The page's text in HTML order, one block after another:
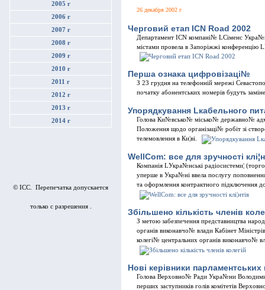
2005 г
2006 г
2007 г
2008 г
2009 г
2010 г
2011 г
2012 г
2013 г
2014 г
© ICC. Перепечатка допускается
только с разрешения .
26 декабря 2002 г
Черговий етап ICN Road 2002
Департамент ICN компанi№ LСiменс
мiстами провела в Запорiжжi конференцiю
Перша ознака цифровiзацi№
З 23 грудня на телефоннiй мережi
початку абонентських номерiв будуть
Упорядкування Lкабельного
Голова Ки№всько№ мiсько№ державно№
Положення щодо органiзацi№ робiт зi
телемовлення в Ки¦вi.
WellCom: все для зручностi
Компанiя LУкра№нськi радiосистеми¦
уперше в Укра№нi ввела послугу
та оформлення контрактного пiдключення
Збiльшено кiлькiсть членiв
З метою забезпечення представництва
органiв виконавчо№ влади Кабiнет
колегi№ центральних органiв виконавчо№
Новi керiвники парламентських
Голова Верховно№ Ради Укра№ни
перших заступникiв голiв комiтетiв